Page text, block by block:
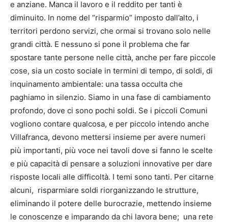
e anziane. Manca il lavoro e il reddito per tanti è
diminuito. In nome del “risparmio” imposto dall’alto, i
territori perdono servizi, che ormai si trovano solo nelle
grandi città. E nessuno si pone il problema che far
spostare tante persone nelle città, anche per fare piccole
cose, sia un costo sociale in termini di tempo, di soldi, di
inquinamento ambientale: una tassa occulta che
paghiamo in silenzio. Siamo in una fase di cambiamento
profondo, dove ci sono pochi soldi. Se i piccoli Comuni
vogliono contare qualcosa, e per piccolo intendo anche
Villafranca, devono mettersi insieme per avere numeri
più importanti, più voce nei tavoli dove si fanno le scelte
e più capacità di pensare a soluzioni innovative per dare
risposte locali alle difficoltà. I temi sono tanti. Per citarne
alcuni, risparmiare soldi riorganizzando le strutture,
eliminando il potere delle burocrazie, mettendo insieme
le conoscenze e imparando da chi lavora bene; una rete